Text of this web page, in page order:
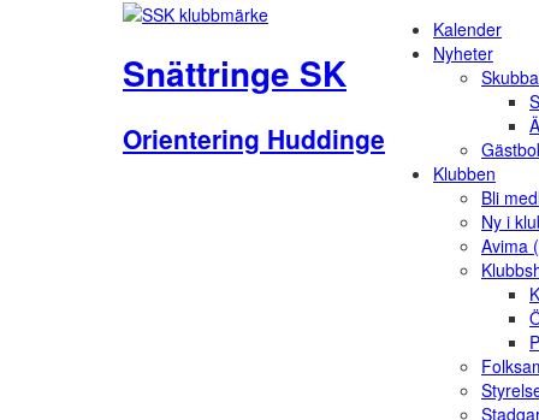
Snättringe SK
Orientering Huddinge
Kalender
Nyheter
Klubben
Bli
Ny i
Avima